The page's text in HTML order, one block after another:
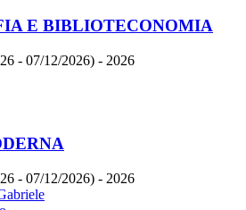
E BIBLIOTECONOMIA
- 07/12/2026) - 2026
- 07/12/2026) - 2026